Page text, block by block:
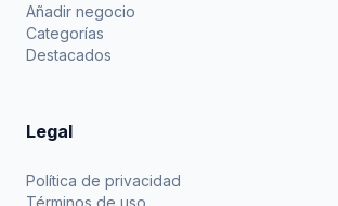
Añadir negocio
Categorías
Destacados
Legal
Política de privacidad